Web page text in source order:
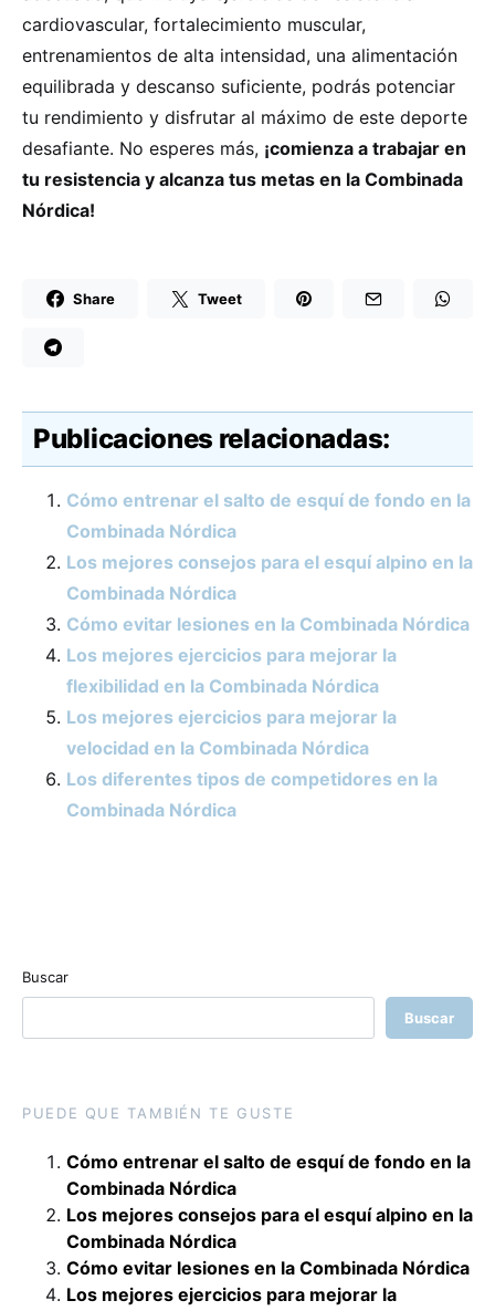
cardiovascular, fortalecimiento muscular,
entrenamientos de alta intensidad, una alimentación
equilibrada y descanso suficiente, podrás potenciar
tu rendimiento y disfrutar al máximo de este deporte
desafiante. No esperes más, ¡comienza a trabajar en
tu resistencia y alcanza tus metas en la Combinada
Nórdica!
Share Tweet
Publicaciones relacionadas:
Cómo entrenar el salto de esquí de fondo en la
Combinada Nórdica
Los mejores consejos para el esquí alpino en la
Combinada Nórdica
Cómo evitar lesiones en la Combinada Nórdica
Los mejores ejercicios para mejorar la
flexibilidad en la Combinada Nórdica
Los mejores ejercicios para mejorar la
velocidad en la Combinada Nórdica
Los diferentes tipos de competidores en la
Combinada Nórdica
Buscar
Buscar
PUEDE QUE TAMBIÉN TE GUSTE
Cómo entrenar el salto de esquí de fondo en la
Combinada Nórdica
Los mejores consejos para el esquí alpino en la
Combinada Nórdica
Cómo evitar lesiones en la Combinada Nórdica
Los mejores ejercicios para mejorar la